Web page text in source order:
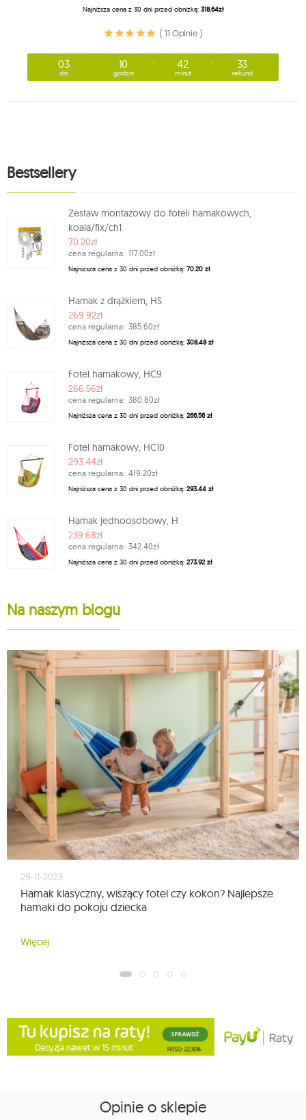
Najniższa cena z 30 dni przed obniżką: 318.64zł
( 11 Opinie )
03
dni
10
godzin
42
minut
31
sekund
Bestsellery
Zestaw montażowy do foteli hamakowych,
koala/fix/ch1
70.20zł
cena regularna: 117.00zł
Najniższa cena z 30 dni przed obniżką: 70.20 zł
Hamak z drążkiem, HS
269.92zł
cena regularna: 385.60zł
Najniższa cena z 30 dni przed obniżką: 308.48 zł
Fotel hamakowy, HC9
266.56zł
cena regularna: 380.80zł
Najniższa cena z 30 dni przed obniżką: 266.56 zł
Fotel hamakowy, HC10
293.44zł
cena regularna: 419.20zł
Najniższa cena z 30 dni przed obniżką: 293.44 zł
Hamak jednoosobowy, H
239.68zł
cena regularna: 342.40zł
Najniższa cena z 30 dni przed obniżką: 273.92 zł
Na naszym blogu
29-11-2023
Hamak klasyczny, wiszący fotel czy kokon? Najlepsze
hamaki do pokoju dziecka
Więcej
Opinie o sklepie